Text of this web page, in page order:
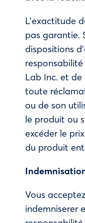
L’exactitude
pas garantie.
dispositions
Lab Inc. et
toute
ou de son
le produit ou
excéder le
du produit
Vous
indemniserer